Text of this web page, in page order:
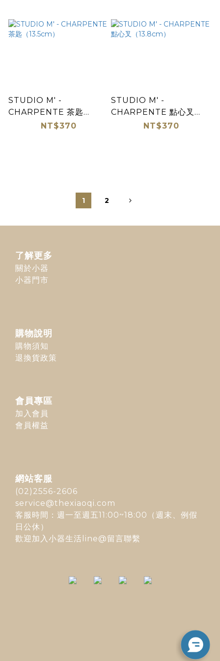
STUDIO M' -
CHARPENTE 茶匙
（13.5cm）NT$370
STUDIO M' -
CHARPENTE 點心叉
（13.8cm）NT$370
1 2
了解更多
關於小器
小器門市
購物說明
購物須知
退換貨政策
會員專區
加入會員
會員權益
網站客服
(02)2556-2606
service@thexiaoqi.com
客服時間：週一至週五11:00~18:00（週末、例假
日公休）
歡迎加入 小器生活line@留言聯繫